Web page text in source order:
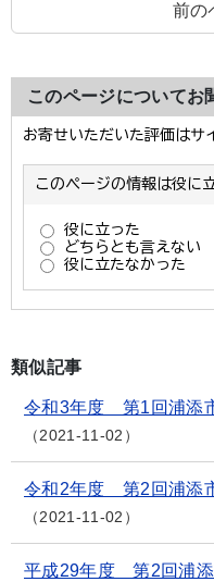
前の
このページについてお
類似記事
令和3年度 第1回浦添
2021-11-02
令和2年度 第2回浦添
2021-11-02
平成29年度 第2回浦添